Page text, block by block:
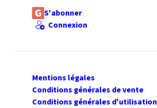
S'abonner
Connexion
Mentions légales
Conditions générales de vente
Conditions générales d'utilisation